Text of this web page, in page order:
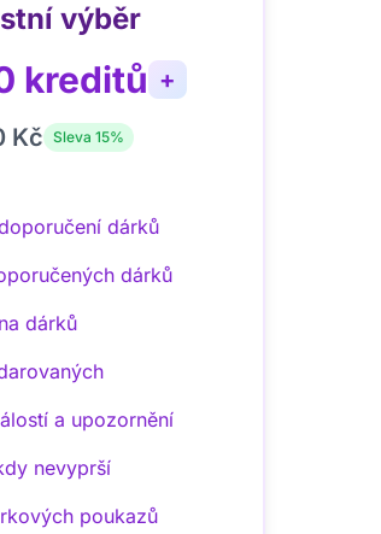
výběr
kreditů +
Kč Sleva15%
dárků
dárků
dárků
a upozornění
nevyprší
poukazů